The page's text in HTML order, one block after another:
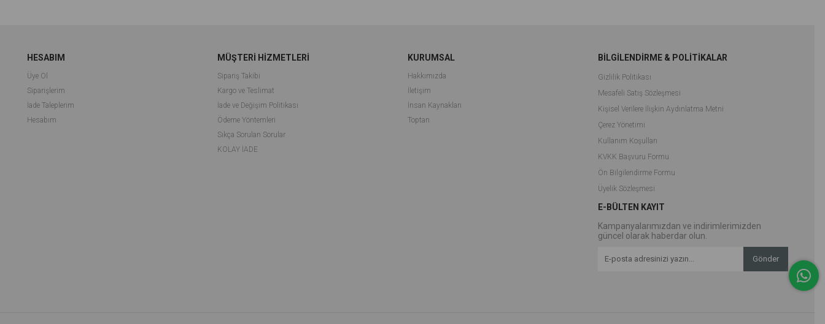
HESABIM
Üye Ol
Siparişlerim
İade Taleplerim
Hesabım
MÜŞTERİ HİZMETLERİ
Sipariş Takibi
Kargo ve Teslimat
İade ve Değişim Politikası
Ödeme Yöntemleri
Sıkça Sorulan Sorular
KOLAY İADE
KURUMSAL
Hakkımızda
İletişim
İnsan Kaynakları
Toptan
BİLGİLENDİRME & POLİTİKALAR
Gizlilik Politikası
Mesafeli Satış Sözleşmesi
Kişisel Verilere İlişkin Aydınlatma Metni
Çerez Yönetimi
Kullanım Koşulları
KVKK Başvuru Formu
Ön Bilgilendirme Formu
Üyelik Sözleşmesi
E-BÜLTEN KAYIT
Kampanyalarımızdan ve indirimlerimizden
güncel olarak haberdar olun.
Gönder